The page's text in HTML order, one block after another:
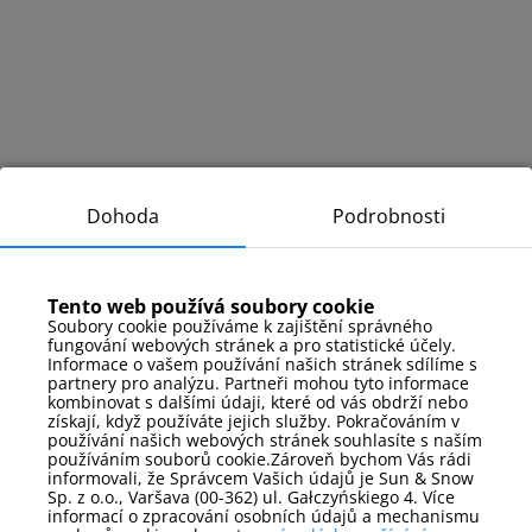
Dohoda Podrobnosti
Tento web používá soubory cookie
Soubory cookie používáme k zajištění správného
fungování webových stránek a pro statistické účely.
Informace o vašem používání našich stránek sdílíme s
partnery pro analýzu. Partneři mohou tyto informace
kombinovat s dalšími údaji, které od vás obdrží nebo
získají, když používáte jejich služby. Pokračováním v
používání našich webových stránek souhlasíte s naším
používáním souborů cookie.Zároveň bychom Vás rádi
informovali, že Správcem Vašich údajů je Sun & Snow
Sp. z o.o., Varšava (00-362) ul. Gałczyńskiego 4. Více
informací o zpracování osobních údajů a mechanismu